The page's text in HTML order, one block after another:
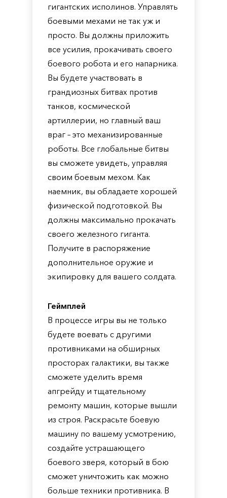
гигантских исполинов. Управлять
боевыми мехами не так уж и
просто. Вы должны приложить
все усилия, прокачивать своего
боевого робота и его напарника.
Вы будете участвовать в
грандиозных битвах против
танков, космической
артиллерии, но главный ваш
враг – это механизированные
роботы. Все глобальные битвы
вы сможете увидеть, управляя
своим боевым мехом. Как
наемник, вы обладаете хорошей
физической подготовкой. Вы
должны максимально прокачать
своего железного гиганта.
Получите в распоряжение
дополнительное оружие и
экипировку для вашего солдата.
Геймплей
В процессе игры вы не только
будете воевать с другими
противниками на обширных
просторах галактики, вы также
сможете уделить время
апгрейду и тщательному
ремонту машин, которые вышли
из строя. Раскрасьте боевую
машину по вашему усмотрению,
создайте устрашающего
боевого зверя, который в бою
сможет уничтожить как можно
больше техники противника. В